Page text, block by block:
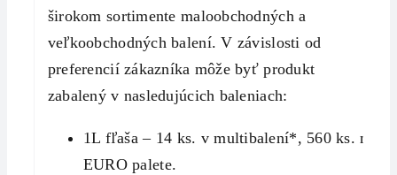
širokom sortimente maloobchodných a
veľkoobchodných balení. V závislosti od
preferencií zákazníka môže byť produkt
zabalený v nasledujúcich baleniach:
1L fľaša – 14 ks. v multibalení*, 560 ks. na
EURO palete.